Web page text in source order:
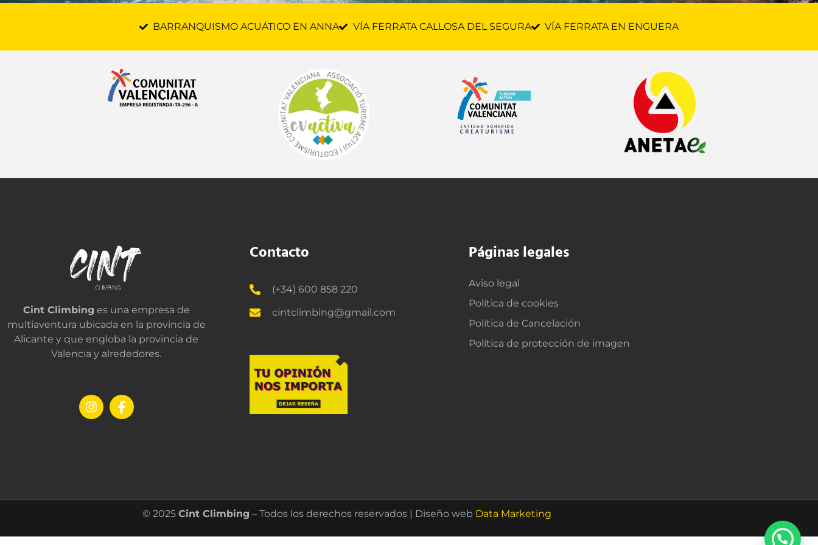
BARRANQUISMO ACUÁTICO EN ANNA VÍA FERRATA CALLOSA DEL SEGURA VÍA FERRATA EN ENGUERA
Cint Climbing es una empresa de
multiaventura ubicada en la provincia de
Alicante y que engloba la provincia de
Valencia y alrededores.
Contacto
(+34) 600 858 220
cintclimbing@gmail.com
Páginas legales
Aviso legal
Política de cookies
Política de Cancelación
Política de protección de imagen
© 2025 Cint Climbing – Todos los derechos reservados | Diseño web Data Marketing